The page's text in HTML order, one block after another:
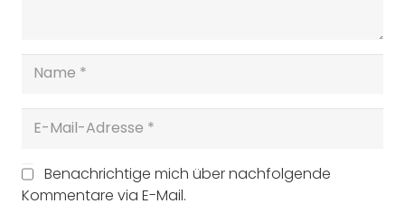
Benachrichtige mich über nachfolgende
Kommentare via E-Mail.